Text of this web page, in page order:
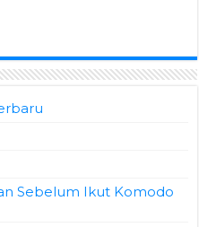
Sebelum Ikut Komodo